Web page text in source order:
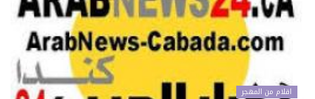
اقلام من المهجر